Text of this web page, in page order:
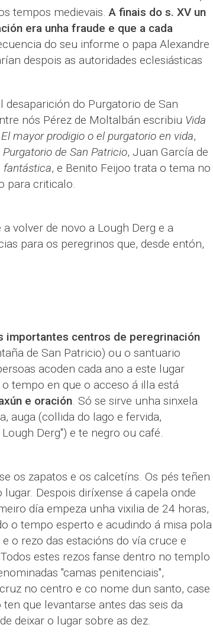
tempos medievais.A finais do s. XV un
era unha fraude e que a cada
do seu informe o papa Alexandre
despois as autoridades eclesiásticas
do Purgatorio de San
nós Pérez de Moltalbán escribiu Vida
El mayor prodigio o el purgatorio en vida,
de San Patricio, Juan García de
fantástica, e Benito Feijoo trata o tema no
para criticalo.
volver de novo a Lough Derg e a
para os peregrinos que, desde entón,
importantes centros de peregrinación
de San Patricio) ou o santuario
acoden cada ano a este lugar
tempo en que o acceso á illa está
e oración. Só se sirve unha sinxela
auga (collida do lago e fervida,
Derg") e te negro ou café.
os zapatos e os calcetíns. Os pés teñen
Despois diríxense á capela onde
día empeza unha vixilia de 24 horas,
o tempo esperto e acudindo á misa pola
o rezo das estacións do vía cruce e
estes rezos fanse dentro no templo
"camas penitenciais",
no centro e co nome dun santo, case
que levantarse antes das seis da
deixar o lugar sobre as dez.